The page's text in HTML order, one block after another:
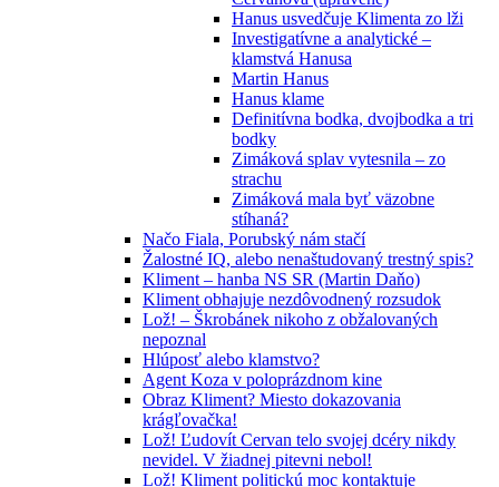
Hanus usvedčuje Klimenta zo lži
Investigatívne a analytické –
klamstvá Hanusa
Martin Hanus
Hanus klame
Definitívna bodka, dvojbodka a tri
bodky
Zimáková splav vytesnila – zo
strachu
Zimáková mala byť väzobne
stíhaná?
Načo Fiala, Porubský nám stačí
Žalostné IQ, alebo nenaštudovaný trestný spis?
Kliment – hanba NS SR (Martin Daňo)
Kliment obhajuje nezdôvodnený rozsudok
Lož! – Škrobánek nikoho z obžalovaných
nepoznal
Hlúposť alebo klamstvo?
Agent Koza v poloprázdnom kine
Obraz Kliment? Miesto dokazovania
krágľovačka!
Lož! Ľudovít Cervan telo svojej dcéry nikdy
nevidel. V žiadnej pitevni nebol!
Lož! Kliment politickú moc kontaktuje